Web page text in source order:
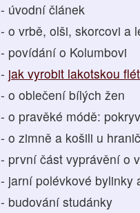
- úvodní článek
- o vrbě, olši, skorcovi a
- povídání o Kolumbovi
- jak vyrobit lakotskou
- o oblečení bílých žen
- o pravěké módě:
- o zimně a košili u
- první část vyprávění o
- jarní polévkové bylinky
- budování studánky